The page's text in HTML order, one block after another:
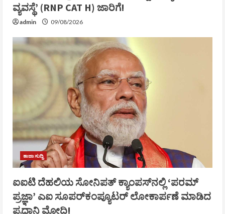
ವ್ಯವಸ್ಥೆ’ (RNP CAT H) ಜಾರಿಗೆ!
admin 09/08/2026
ತಾಜಾ ಸುದ್ದಿ
ಐಐಟಿ ದೆಹಲಿಯ ಸೋನಿಪತ್ ಕ್ಯಾಂಪಸ್‌ನಲ್ಲಿ ‘ಪರಮ್
ಪ್ರಜ್ಞಾ’ ಎಐ ಸೂಪರ್‌ಕಂಪ್ಯೂಟರ್ ಲೋಕಾರ್ಪಣೆ ಮಾಡಿದ
ಪ್ರಧಾನಿ ಮೋದಿ!